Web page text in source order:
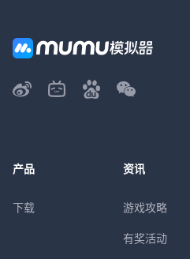
产品
下载
资讯
游戏攻略
有奖活动